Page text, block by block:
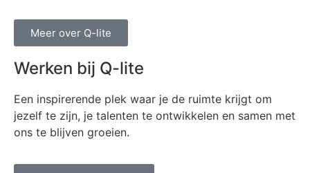
Meer over Q-lite
Werken bij Q-lite
Een inspirerende plek waar je de ruimte krijgt om
jezelf te zijn, je talenten te ontwikkelen en samen met
ons te blijven groeien.